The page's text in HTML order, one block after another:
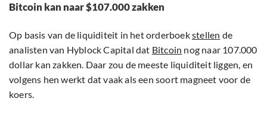
Bitcoin kan naar $107.000 zakken
Op basis van de liquiditeit in het orderboekstellen de
analisten van Hyblock Capital dat Bitcoin nog naar 107.000
dollar kan zakken. Daar zou de meeste liquiditeit liggen, en
volgens hen werkt dat vaak als een soort magneet voor de
koers.